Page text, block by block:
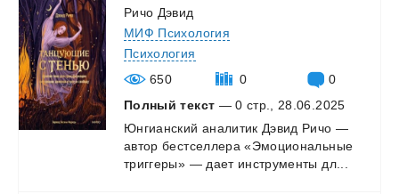
Ричо Дэвид
МИФ Психология
Психология
650
0
0
Полный текст — 0 стр., 28.06.2025
Юнгианский аналитик Дэвид Ричо —
автор бестселлера «Эмоциональные
триггеры» — дает инструменты дл...